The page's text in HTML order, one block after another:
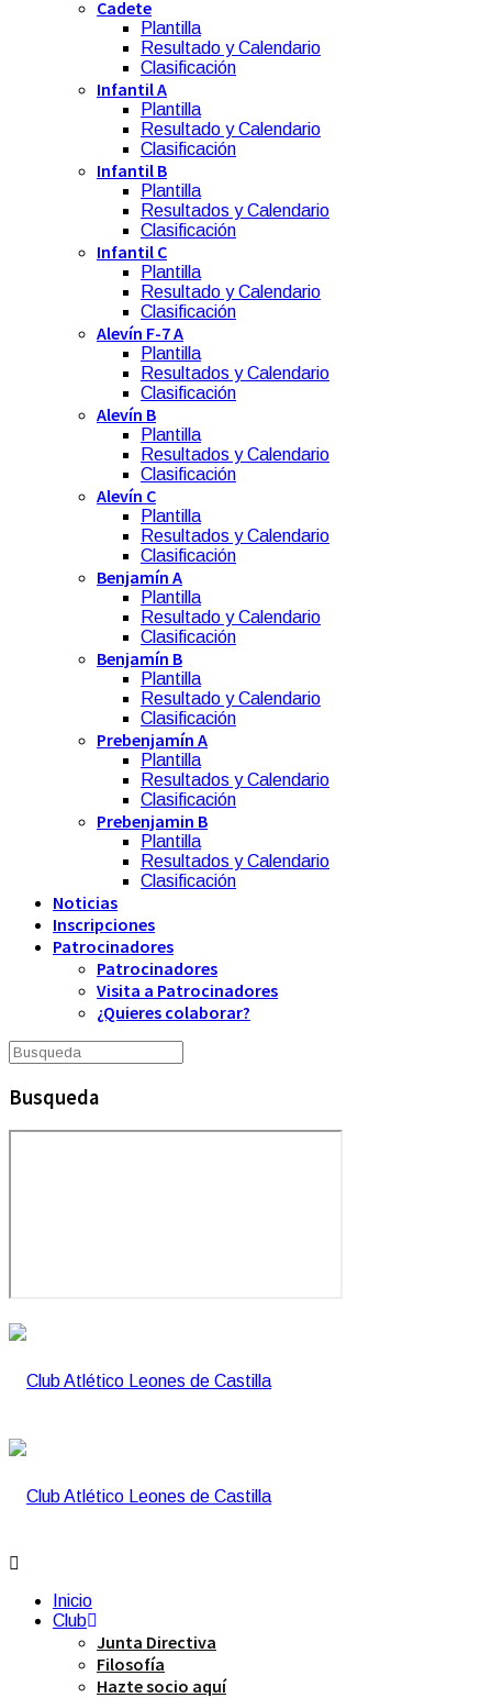
Cadete
Plantilla
Resultado y Calendario
Clasificación
Infantil A
Plantilla
Resultado y Calendario
Clasificación
Infantil B
Plantilla
Resultados y Calendario
Clasificación
Infantil C
Plantilla
Resultado y Calendario
Clasificación
Alevín F-7 A
Plantilla
Resultados y Calendario
Clasificación
Alevín B
Plantilla
Resultados y Calendario
Clasificación
Alevín C
Plantilla
Resultados y Calendario
Clasificación
Benjamín A
Plantilla
Resultado y Calendario
Clasificación
Benjamín B
Plantilla
Resultado y Calendario
Clasificación
Prebenjamín A
Plantilla
Resultados y Calendario
Clasificación
Prebenjamin B
Plantilla
Resultados y Calendario
Clasificación
Noticias
Inscripciones
Patrocinadores
Patrocinadores
Visita a Patrocinadores
¿Quieres colaborar?
Busqueda
Inicio
Club
Junta Directiva
Filosofía
Hazte socio aquí